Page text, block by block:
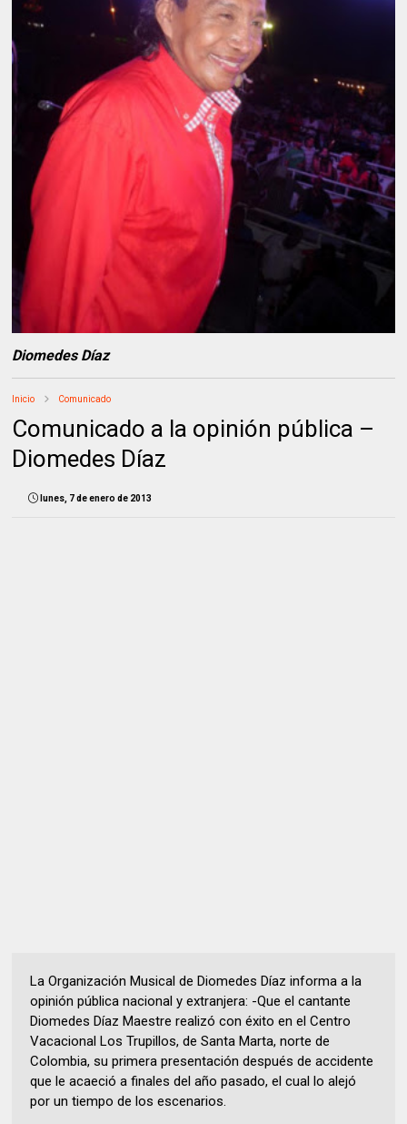
Diomedes Díaz
Inicio Comunicado
Comunicado a la opinión pública –
Diomedes Díaz
lunes, 7 de enero de 2013
La Organización Musical de Diomedes Díaz informa a la
opinión pública nacional y extranjera: -Que el cantante
Diomedes Díaz Maestre realizó con éxito en el Centro
Vacacional Los Trupillos, de Santa Marta, norte de
Colombia, su primera presentación después de accidente
que le acaeció a finales del año pasado, el cual lo alejó
por un tiempo de los escenarios.